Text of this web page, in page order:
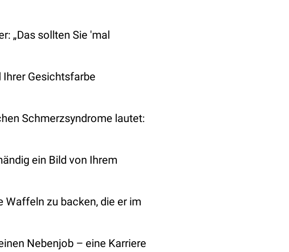
„Das sollten Sie 'mal
Ihrer Gesichtsfarbe
Schmerzsyndrome lautet:
ein Bild von Ihrem
Waffeln zu backen, die er im
Nebenjob – eine Karriere